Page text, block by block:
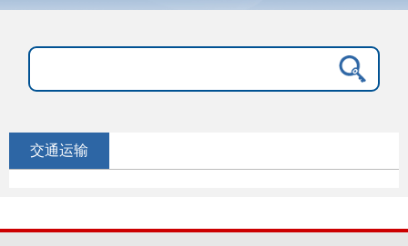
交通运输